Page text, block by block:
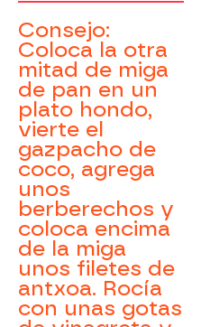
Consejo:
Coloca la otra
mitad de miga
de pan en un
plato hondo,
vierte el
gazpacho de
coco, agrega
unos
berberechos y
coloca encima
de la miga
unos filetes de
antxoa. Rocía
con unas gotas